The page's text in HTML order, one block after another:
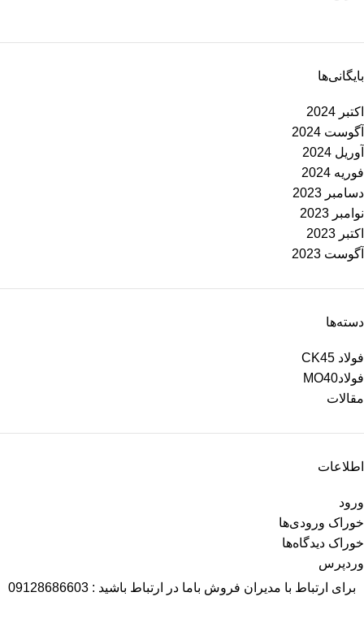
بایگانی‌ها
اکتبر 2024
آگوست 2024
آوریل 2024
فوریه 2024
دسامبر 2023
نوامبر 2023
اکتبر 2023
آگوست 2023
دسته‌ها
فولاد CK45
فولادMO40
مقالات
اطلاعات
ورود
خوراک ورودی‌ها
خوراک دیدگاه‌ها
وردپرس
برای ارتباط با مدیران فروش باما در ارتباط باشید : 09128686603